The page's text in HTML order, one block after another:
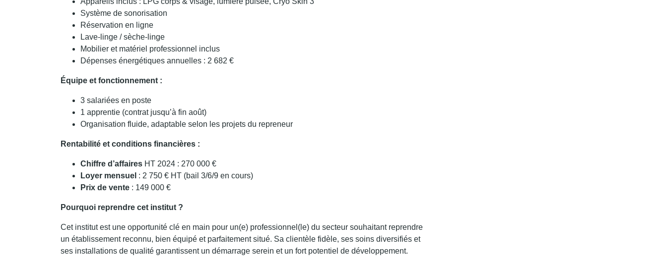
Système de sonorisation
Réservation en ligne
Lave-linge / sèche-linge
Mobilier et matériel professionnel inclus
Dépenses énergétiques annuelles : 2 682 €
Équipe et fonctionnement :
3 salariées en poste
1 apprentie (contrat jusqu’à fin août)
Organisation fluide, adaptable selon les projets du repreneur
Rentabilité et conditions financières :
Chiffre d’affaires HT 2024 : 270 000 €
Loyer mensuel : 2 750 € HT (bail 3/6/9 en cours)
Prix de vente : 149 000 €
Pourquoi reprendre cet institut ?
Cet institut est une opportunité clé en main pour un(e) professionnel(le) du secteur souhaitant reprendre
un établissement reconnu, bien équipé et parfaitement situé. Sa clientèle fidèle, ses soins diversifiés et
ses installations de qualité garantissent un démarrage serein et un fort potentiel de développement.